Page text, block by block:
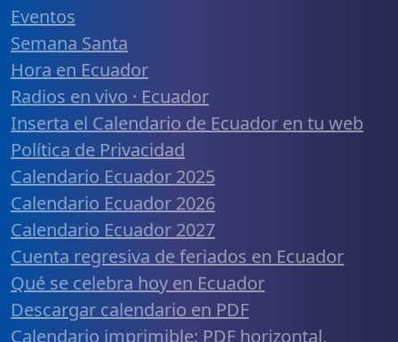
Eventos
Semana Santa
Hora en Ecuador
Radios en vivo · Ecuador
Inserta el Calendario de Ecuador en tu web
Política de Privacidad
Calendario Ecuador 2025
Calendario Ecuador 2026
Calendario Ecuador 2027
Cuenta regresiva de feriados en Ecuador
Qué se celebra hoy en Ecuador
Descargar calendario en PDF
Calendario imprimible: PDF horizontal,